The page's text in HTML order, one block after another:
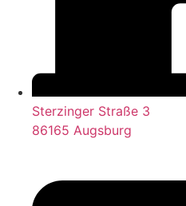
Sterzinger Straße 3
86165 Augsburg